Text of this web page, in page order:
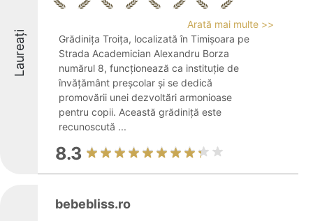
Laureați
Arată mai multe >>
Grădinița Troița, localizată în Timișoara pe
Strada Academician Alexandru Borza
numărul 8, funcționează ca instituție de
învățământ preșcolar și se dedică
promovării unei dezvoltări armonioase
pentru copii. Această grădiniță este
recunoscută ...
8.3
bebebliss.ro